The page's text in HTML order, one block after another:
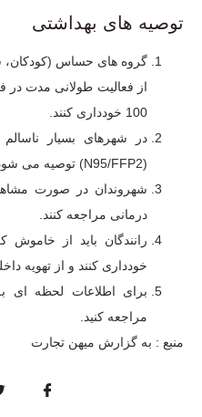
توصیه های بهداشتی
گروه های حساس (کودکان،
از فعالیت طولانی مدت در
100 خودداری کنند.
در شهرهای بسیار
(N95/FFP2) توصیه می شود.
شهروندان در صورت
درمانی مراجعه کنند.
رانندگان باید از
خودداری کنند و از تهویه
برای اطلاعات لحظه ای
مراجعه کنید.
منبع : به گزارش میهن تجارت